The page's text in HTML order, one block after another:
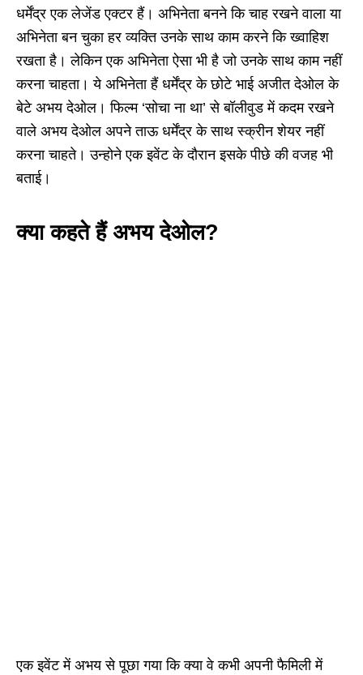
धर्मेंद्र एक लेजेंड एक्टर हैं। अभिनेता बनने कि चाह रखने वाला या
अभिनेता बन चुका हर व्यक्ति उनके साथ काम करने कि ख्वाहिश
रखता है। लेकिन एक अभिनेता ऐसा भी है जो उनके साथ काम नहीं
करना चाहता। ये अभिनेता हैं धर्मेंद्र के छोटे भाई अजीत देओल के
बेटे अभय देओल। फिल्म ‘सोचा ना था’ से बॉलीवुड में कदम रखने
वाले अभय देओल अपने ताऊ धर्मेंद्र के साथ स्क्रीन शेयर नहीं
करना चाहते। उन्होने एक इवेंट के दौरान इसके पीछे की वजह भी
बताई।
क्या कहते हैं अभय देओल?
एक इवेंट में अभय से पूछा गया कि क्या वे कभी अपनी फैमिली में